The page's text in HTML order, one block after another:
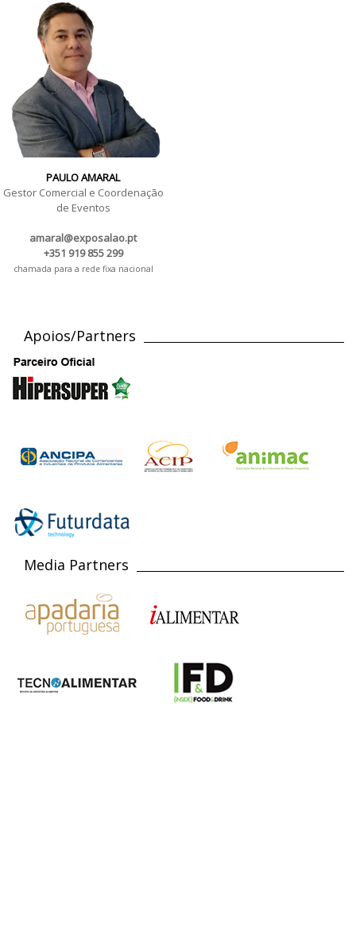
PAULO AMARAL
Gestor Comercial e Coordenação
de Eventos
amaral@exposalao.pt
+351 919 855 299
chamada para a rede fixa nacional
Apoios/Partners
Media Partners